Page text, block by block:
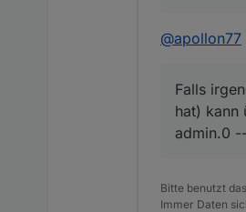
@apollon77
Falls
hat) kann
admin.0
Bitte benutzt
Immer Daten